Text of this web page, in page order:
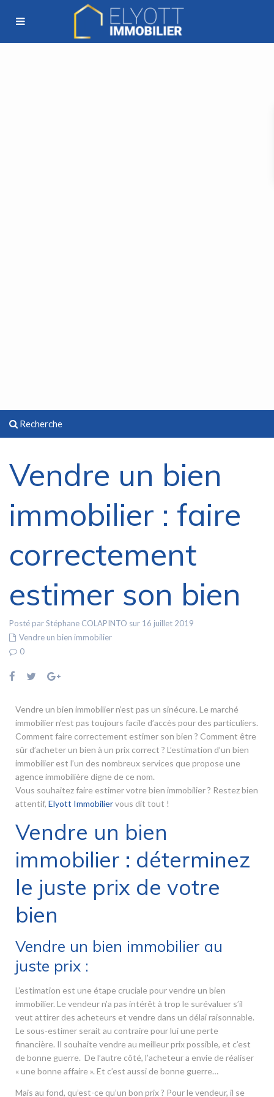
Recherche
Vendre un bien
immobilier : faire
correctement
estimer son bien
Posté par Stéphane COLAPINTO sur 16 juillet 2019
Vendre un bien immobilier
0
Vendre un bien immobilier n’est pas un sinécure. Le marché
immobilier n’est pas toujours facile d’accès pour des particuliers.
Comment faire correctement estimer son bien ? Comment être
sûr d’acheter un bien à un prix correct ? L’estimation d’un bien
immobilier est l’un des nombreux services que propose une
agence immobilière digne de ce nom.
Vous souhaitez faire estimer votre bien immobilier ? Restez bien
attentif, Elyott Immobiliervous dit tout !
Vendre un bien
immobilier : déterminez
le juste prix de votre
bien
Vendre un bien immobilier au
juste prix :
L’estimation est une étape cruciale pour vendre un bien
immobilier. Le vendeur n’a pas intérêt à trop le surévaluer s’il
veut attirer des acheteurs et vendre dans un délai raisonnable.
Le sous-estimer serait au contraire pour lui une perte
financière. Il souhaite vendre au meilleur prix possible, et c’est
de bonne guerre. De l’autre côté, l’acheteur a envie de réaliser
« une bonne affaire ». Et c’est aussi de bonne guerre…
Mais au fond, qu’est-ce qu’un bon prix ? Pour le vendeur, il se